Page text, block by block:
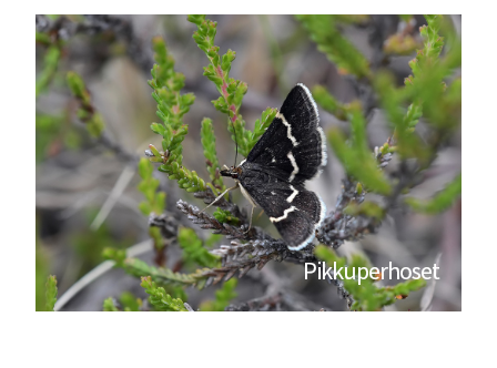
Pikkuperhoset